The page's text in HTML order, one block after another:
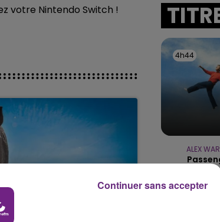
10h00 - 14h00
votre Nintendo Switch !
END
WOINIC
4h44
4h44
ALEX
Continuer sans accepter